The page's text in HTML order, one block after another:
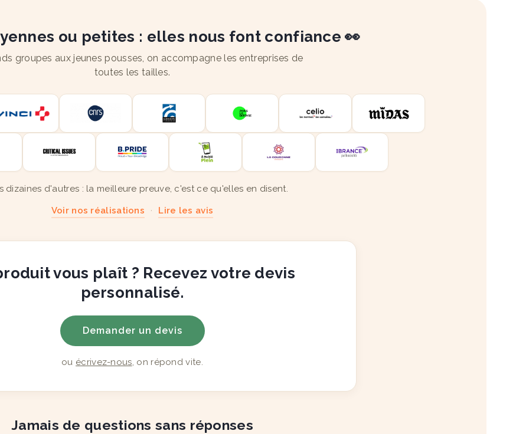
ou petites : elles nous font confiance 👀
groupes aux jeunes pousses, on accompagne les entreprises de
toutes les tailles.
dizaines d'autres : la meilleure preuve, c'est ce qu'elles en disent.
Voir nos réalisations · Lire les avis
vous plaît ? Recevez votre devis
personnalisé.
Demander un devis
ou écrivez-nous, on répond vite.
Jamais de questions sans réponses